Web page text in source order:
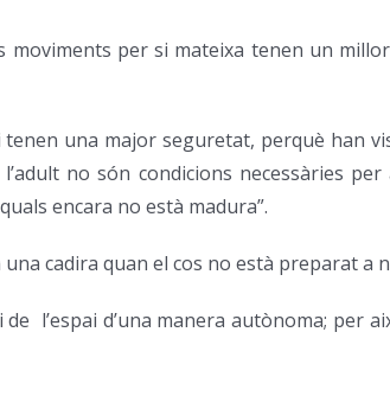
per si mateixa tenen un
una major seguretat, perquè han
no són condicions necessàries
encara no està madura”.
cadira quan el cos no està preparat a
l’espai d’una manera autònoma; per